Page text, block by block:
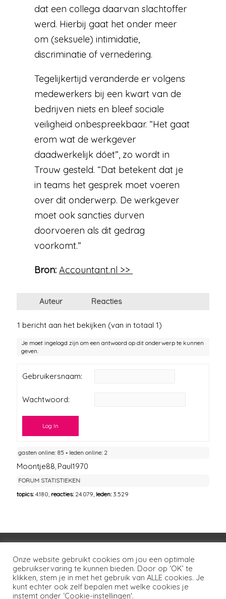
dat een collega daarvan slachtoffer
werd. Hierbij gaat het onder meer
om (seksuele) intimidatie,
discriminatie of vernedering.
Tegelijkertijd veranderde er volgens
medewerkers bij een kwart van de
bedrijven niets en bleef sociale
veiligheid onbespreekbaar. “Het gaat
erom wat de werkgever
daadwerkelijk dóet”, zo wordt in
Trouw gesteld. “Dat betekent dat je
in teams het gesprek moet voeren
over dit onderwerp. De werkgever
moet ook sancties durven
doorvoeren als dit gedrag
voorkomt.”
Bron: Accountant.nl >>
Auteur Reacties
1 bericht aan het bekijken (van in totaal 1)
Je moet ingelogd zijn om een antwoord op dit onderwerp te kunnen
geven.
Gebruikersnaam:
Wachtwoord:
Log In
gasten online: 85 ▪︎ leden online: 2
Moontje88 Paul1970
FORUM STATISTIEKEN
topics:4.180, reacties: 24.079, leden: 3.529
Voorwaarden Huisregels
Privacybeleid
Disclaimer
Over LSG Ons netwerk Contact
Copyright © 2026 Lotgenoten Seksueel Geweld
Onze website gebruikt cookies om jou een optimale
gebruikservaring te kunnen bieden. Door op ‘OK’ te
klikken, stem je in met het gebruik van ALLE cookies. Je
kunt echter ook zelf bepalen met welke cookies je
instemt onder ‘Cookie-instellingen'.